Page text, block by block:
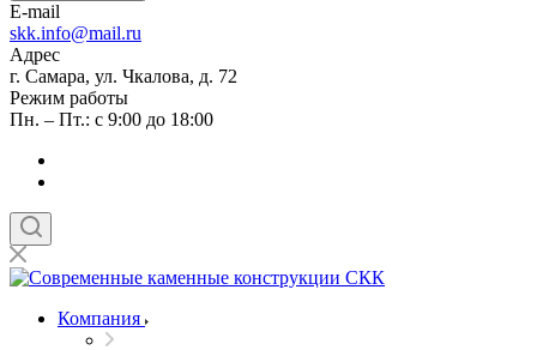
E-mail
skk.info@mail.ru
Адрес
г. Самара, ул. Чкалова, д. 72
Режим работы
Пн. – Пт.: с 9:00 до 18:00
Компания